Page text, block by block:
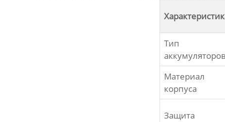
Тип
аккумуляторов
Материал
корпуса
Защита